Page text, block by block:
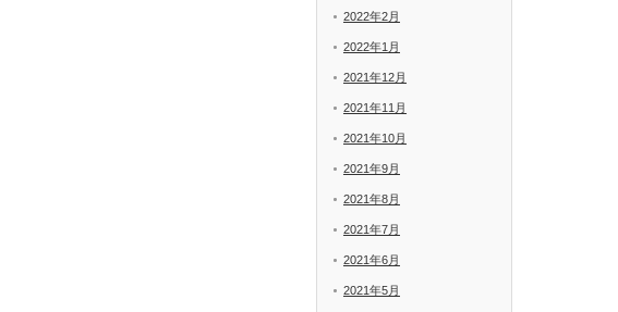
2022年2月
2022年1月
2021年12月
2021年11月
2021年10月
2021年9月
2021年8月
2021年7月
2021年6月
2021年5月